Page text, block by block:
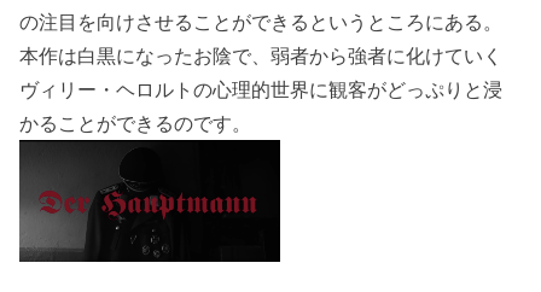
の注目を向けさせることができるというところにある。
本作は白黒になったお陰で、弱者から強者に化けていく
ヴィリー・ヘロルトの心理的世界に観客がどっぷりと浸
かることができるのです。